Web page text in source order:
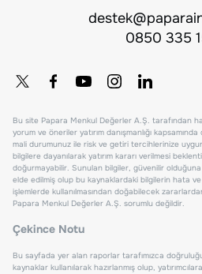
0850 335
Bu site Papara Menkul Değerler A.Ş. tarafından
yorum ve öneriler yatırım danışmanlığı
mali durumunuz ile risk ve getiri tercihlerinize
bilgilere dayanılarak yatırım kararı verilmesi
doğurmayabilir. Sunulan bilgiler, güvenilir
elde edilmiş olup bu kaynaklardaki bilgilerin hata
işlemlerde kullanılmasından doğabilecek
Papara Menkul Değerler A.Ş. sorumlu değildir.
Çekince Notu
Bu sayfada yer alan raporlar tarafımızca
kaynaklar kullanılarak hazırlanmış olup,